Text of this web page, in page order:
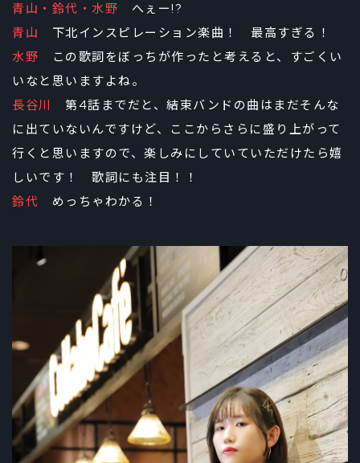
青山・鈴代・水野 へぇー!?
青山 下北インスピレーション楽曲！ 最高すぎる！
水野 この歌詞をぼっちが作ったと考えると、すごくい
いなと思いますよね。
長谷川
第4話までだと、結束バンドの曲はまだそんな
に出ていないんですけど、ここからさらに盛り上がって
行くと思いますので、楽しみにしていていただけたら嬉
しいです！ 歌詞にも注目！！
鈴代 めっちゃわかる！